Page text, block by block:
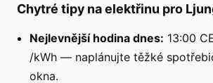
Chytré tipy na elektřinu pro
Nejlevnější hodina dnes: 13:00
/kWh — naplánujte těžké
okna.